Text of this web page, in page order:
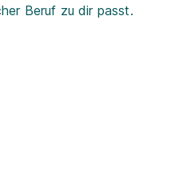
Beruf zu dir passt.